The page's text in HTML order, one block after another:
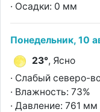
· Осадки: 0 мм
Понедельник, 10
23°, Ясно
· Слабый северо-
· Влажность: 73%
· Давление: 761 мм